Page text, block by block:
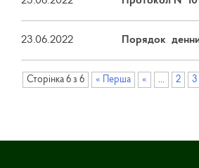
23.06.2022 Порядок
Сторінка 6 з 6 « Перша « ... 2 3